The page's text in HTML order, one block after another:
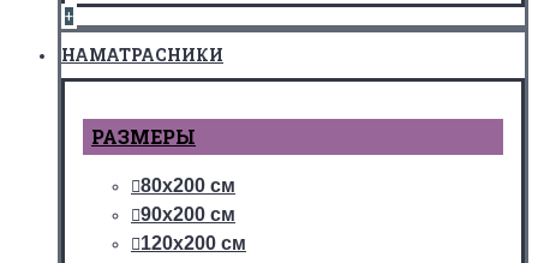
+
НАМАТРАСНИКИ
РАЗМЕРЫ
80х200 см
90х200 см
120х200 см